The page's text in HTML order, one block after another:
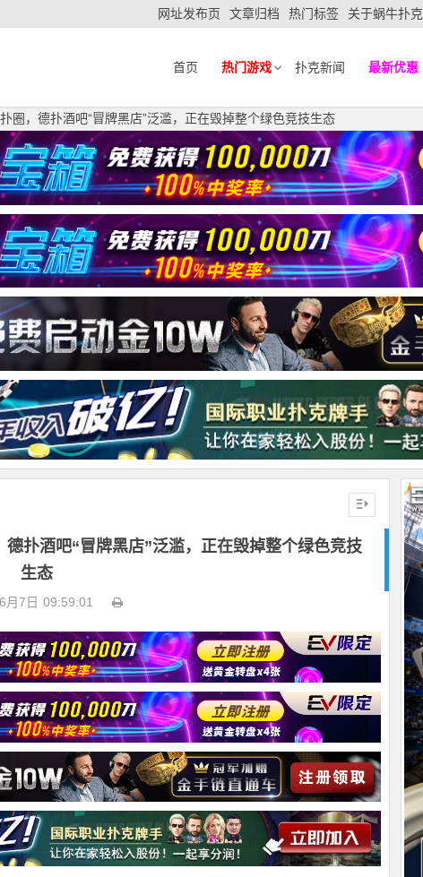
网址发布页 文章归档 热门标签 关于蜗牛扑克
首页 热门游戏 扑克新闻 最新优惠
圈，德扑酒吧“冒牌黑店”泛滥，正在毁掉整个绿色竞技生态
德扑酒吧“冒牌黑店”泛滥，正在毁掉整个绿色竞技
生态
月7日 09:59:01